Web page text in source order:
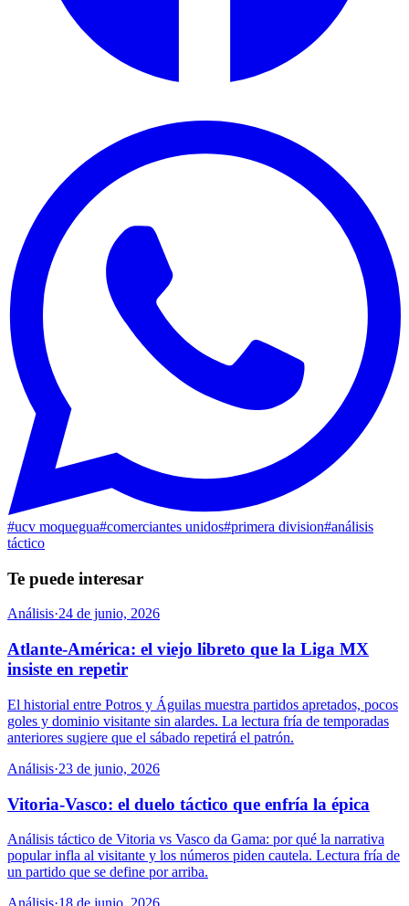
#ucv moquegua#comerciantes unidos#primera division#análisis
táctico
Te puede interesar
Análisis·24 de junio, 2026
Atlante-América: el viejo libreto que la Liga MX
insiste en repetir
El historial entre Potros y Águilas muestra partidos apretados, pocos
goles y dominio visitante sin alardes. La lectura fría de temporadas
anteriores sugiere que el sábado repetirá el patrón.
Análisis·23 de junio, 2026
Vitoria-Vasco: el duelo táctico que enfría la épica
Análisis táctico de Vitoria vs Vasco da Gama: por qué la narrativa
popular infla al visitante y los números piden cautela. Lectura fría de
un partido que se define por arriba.